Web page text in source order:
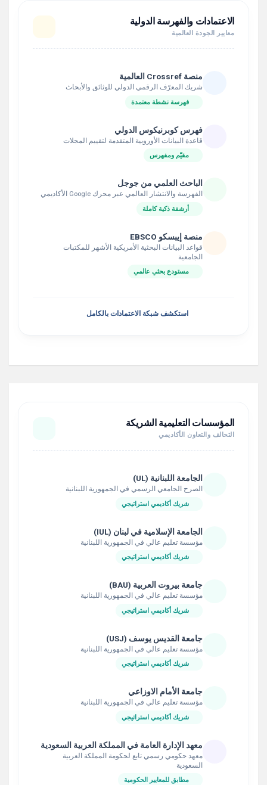
الاعتمادات والفهرسة الدولية
معايير الجودة العالمية
منصة Crossref العالمية
شريك المعرّف الرقمي الدولي للوثائق والأبحاث
فهرسة نشطة معتمدة
فهرس كوبرنيكوس الدولي
قاعدة البيانات الأوروبية المتقدمة لتقييم المجلات
مقيّم ومفهرس
الباحث العلمي من جوجل
الفهرسة والانتشار العالمي عبر محرك Google الأكاديمي
أرشفة ذكية كاملة
منصة إيبسكو EBSCO
قواعد البيانات البحثية الأمريكية الأشهر للمكتبات
الجامعية
مستودع بحثي عالمي
استكشف شبكة الاعتمادات بالكامل
المؤسسات التعليمية الشريكة
التحالف والتعاون الأكاديمي
الجامعة اللبنانية (UL)
الصرح الجامعي الرسمي في الجمهورية اللبنانية
شريك أكاديمي استراتيجي
الجامعة الإسلامية في لبنان (IUL)
مؤسسة تعليم عالي في الجمهورية اللبنانية
شريك أكاديمي استراتيجي
جامعة بيروت العربية (BAU)
مؤسسة تعليم عالي في الجمهورية اللبنانية
شريك أكاديمي استراتيجي
جامعة القديس يوسف (USJ)
مؤسسة تعليم عالي في الجمهورية اللبنانية
شريك أكاديمي استراتيجي
جامعة الأمام الاوزاعي
مؤسسة تعليم عالي في الجمهورية اللبنانية
شريك أكاديمي استراتيجي
معهد الإدارة العامة في المملكة العربية السعودية
معهد حكومي رسمي تابع لحكومة المملكة العربية
السعودية
مطابق للمعايير الحكومية